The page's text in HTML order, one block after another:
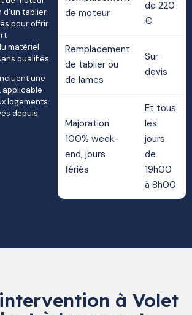
tablier.
pour offrir
matériel
qualifiés.
une
applicable
logements
depuis
de moteur
de 220
€
Remplacement
de tablier ou
de lames
Sur
devis
Majoration
100% week-
end, jours
fériés
Et tous
les
jours
de
19h00
à 8h00
à Volet